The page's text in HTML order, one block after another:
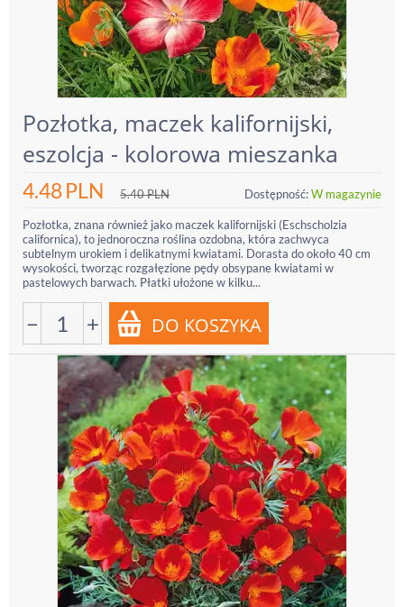
Pozłotka, maczek kalifornijski,
eszolcja - kolorowa mieszanka
4.48PLN 5.40PLN Dostępność:W magazynie
Pozłotka, znana również jako maczek kalifornijski (Eschscholzia
californica), to jednoroczna roślina ozdobna, która zachwyca
subtelnym urokiem i delikatnymi kwiatami. Dorasta do około 40 cm
wysokości, tworząc rozgałęzione pędy obsypane kwiatami w
pastelowych barwach. Płatki ułożone w kilku...
− +